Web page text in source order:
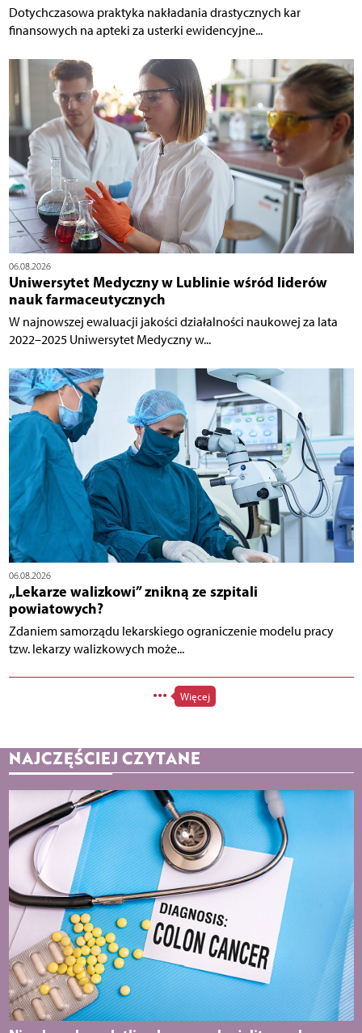
Dotychczasowa praktyka nakładania drastycznych kar
finansowych na apteki za usterki ewidencyjne...
06.08.2026
Uniwersytet Medyczny w Lublinie wśród liderów
nauk farmaceutycznych
W najnowszej ewaluacji jakości działalności naukowej za lata
2022–2025 Uniwersytet Medyczny w...
06.08.2026
„Lekarze walizkowi” znikną ze szpitali
powiatowych?
Zdaniem samorządu lekarskiego ograniczenie modelu pracy
tzw. lekarzy walizkowych może...
Więcej
NAJCZĘŚCIEJ CZYTANE